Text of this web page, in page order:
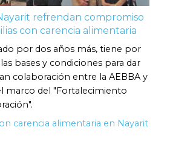
refrendan compromiso
con carencia alimentaria
por dos años más, tiene por
bases y condiciones para dar
colaboración entre la AEBBA y
marco del "Fortalecimiento
carencia alimentaria en Nayarit